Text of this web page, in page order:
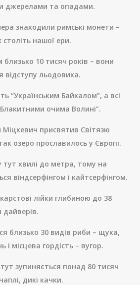
джерелами та опадами.
знаходили римські монети –
століть нашої ери.
10 тисяч років – вони
відступу льодовика.
“Українським Байкалом”, а всі
очима Волині”.
Міцкевич присвятив Світязю
озеро прославилось у Європі.
тут хвилі до метра, тому на
віндсерфінгом і кайтсерфінгом.
лійки глибиною до 38
дайверів.
близько 30 видів риби – щука,
і місцева гордість – вугор.
тут зупиняється понад 80 тисяч
дикі качки.